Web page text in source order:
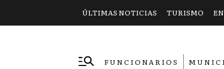
ÚLTIMAS NOTICIAS TURISMO
FUNCIONARIOS